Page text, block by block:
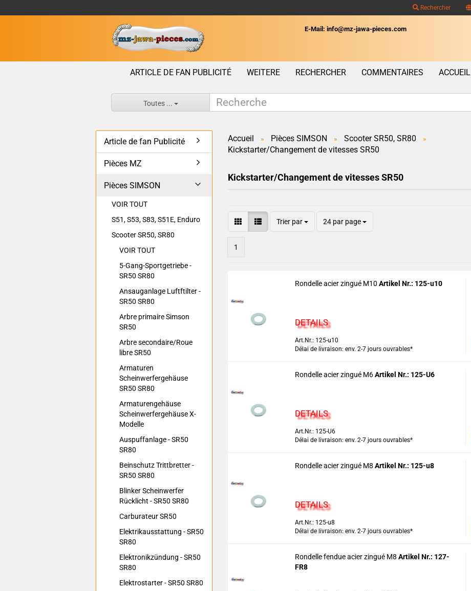
Rechercher
Wohnort
E-Mail: info@mz-jawa-pieces.com
ARTICLE DE FAN PUBLICITÉ RECHERCHER COMMENTAIRES ACCUEIL
WEITERE
Toutes ...
Accueil » Pièces SIMSON » Scooter SR50, SR80 »
Kickstarter/Changement de vitesses SR50
Kickstarter/Changement de vitesses SR50
Trier par 24 par page
1
Rondelle acier zingué M10 Artikel Nr.: 125-u10
DETAILS
Art.Nr.: 125-u10
Délai de livraison: env. 2-7 jours ouvrables*
Rondelle acier zingué M6Artikel Nr.: 125-U6
DETAILS
Art.Nr.: 125-U6
Délai de livraison: env. 2-7 jours ouvrables*
Rondelle acier zingué M8 Artikel Nr.: 125-u8
DETAILS
Art.Nr.: 125-u8
Délai de livraison: env. 2-7 jours ouvrables*
Rondelle fendue acier zingué M8 Artikel Nr.: 127-
FR8
Article de fan Publicité
Pièces MZ
Pièces SIMSON
VOIR TOUT
S51, S53, S83, S51E, Enduro
Scooter SR50, SR80
VOIR TOUT
5-Gang-Sportgetriebe -
SR50 SR80
Ansauganlage Luftftilter -
SR50 SR80
Arbre primaire Simson
SR50
Arbre secondaire/Roue
libre SR50
Armaturen
Scheinwerfergehäuse
SR50 SR80
Armaturengehäuse
Scheinwerfergehäuse X-
Modelle
Auspuffanlage - SR50
SR80
Beinschutz Trittbretter -
SR50 SR80
Blinker Scheinwerfer
Rücklicht - SR50 SR80
Carburateur SR50
Elektrikausstattung - SR50
SR80
Elektronikzündung - SR50
SR80
Elektrostarter - SR50 SR80